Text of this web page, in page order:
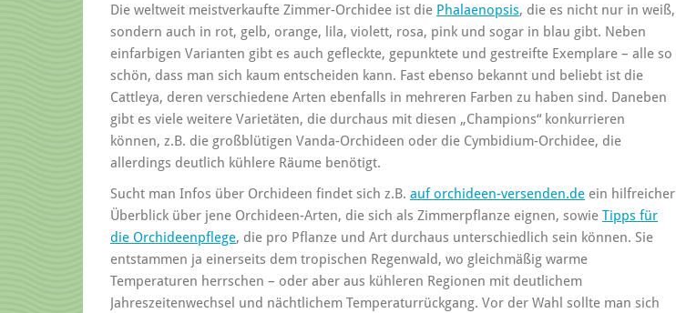
Die weltweit meistverkaufte Zimmer-Orchidee ist die Phalaenopsis, die es nicht nur in weiß,
sondern auch in rot, gelb, orange, lila, violett, rosa, pink und sogar in blau gibt. Neben
einfarbigen Varianten gibt es auch gefleckte, gepunktete und gestreifte Exemplare – alle so
schön, dass man sich kaum entscheiden kann. Fast ebenso bekannt und beliebt ist die
Cattleya, deren verschiedene Arten ebenfalls in mehreren Farben zu haben sind. Daneben
gibt es viele weitere Varietäten, die durchaus mit diesen „Champions“ konkurrieren
können, z.B. die großblütigen Vanda-Orchideen oder die Cymbidium-Orchidee, die
allerdings deutlich kühlere Räume benötigt.
Sucht man Infos über Orchideen findet sich z.B. auf orchideen-versenden.de ein hilfreicher
Überblick über jene Orchideen-Arten, die sich als Zimmerpflanze eignen, sowie Tipps für
die Orchideenpflege, die pro Pflanze und Art durchaus unterschiedlich sein können. Sie
entstammen ja einerseits dem tropischen Regenwald, wo gleichmäßig warme
Temperaturen herrschen – oder aber aus kühleren Regionen mit deutlichem
Jahreszeitenwechsel und nächtlichem Temperaturrückgang. Vor der Wahl sollte man sich